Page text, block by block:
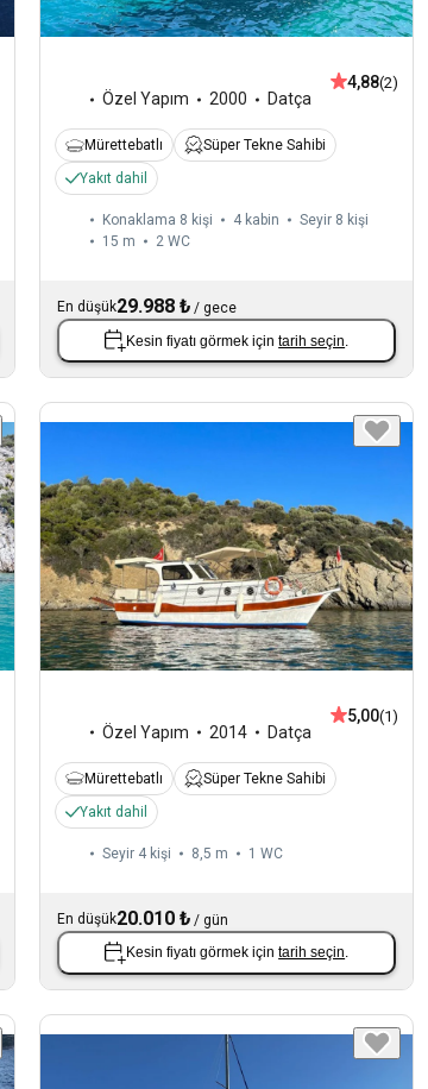
Özel Yapım 2000 Datça
4,88(2)
Mürettebatlı
Süper Tekne Sahibi
Yakıt dahil
Konaklama 8 kişi 4 kabin
Seyir 8 kişi
15 m
2 WC
En düşük29.988 ₺ /gece
Kesin fiyatı görmek içintarih seçin
Özel Yapım 2014 Datça
5,00(1)
Mürettebatlı
Süper Tekne Sahibi
Yakıt dahil
Seyir 4 kişi 8,5 m 1 WC
En düşük20.010 ₺ /gün
Kesin fiyatı görmek içintarih seçin.